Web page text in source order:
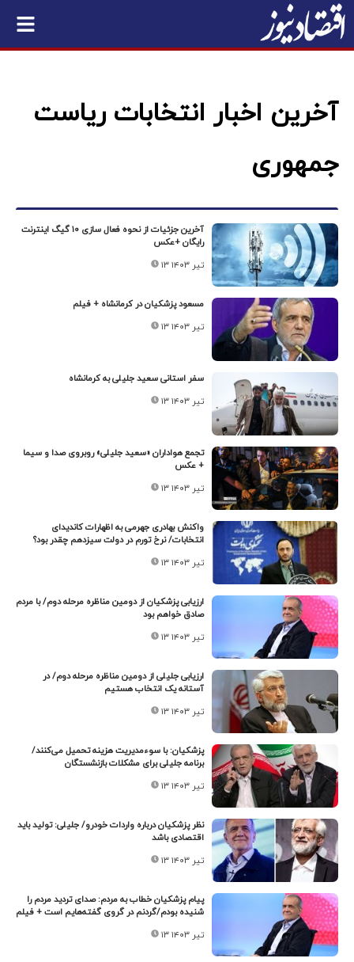
آخرین اخبار انتخابات ریاست
جمهوری
آخرین جزئیات از نحوه فعال سازی ۱۰ گیگ اینترنت
رایگان +عکس
۱۳ تیر ۱۴۰۳
مسعود پزشکیان در کرمانشاه + فیلم
۱۳ تیر ۱۴۰۳
سفر استانی سعید جلیلی به کرمانشاه
۱۳ تیر ۱۴۰۳
تجمع هواداران «سعید جلیلی» روبروی صدا و سیما
+ عکس
۱۳ تیر ۱۴۰۳
واکنش بهادری جهرمی به اظهارات کاندیدای
انتخابات/ نرخ تورم در دولت سیزدهم چقدر بود؟
۱۳ تیر ۱۴۰۳
ارزیابی پزشکیان از دومین مناظره مرحله دوم/ با مردم
صادق خواهم بود
۱۳ تیر ۱۴۰۳
ارزیابی جلیلی از دومین مناظره مرحله دوم/ در
آستانه یک انتخاب هستیم
۱۳ تیر ۱۴۰۳
پزشکیان: با سوءمدیریت هزینه تحمیل می‌کنند/
برنامه جلیلی برای مشکلات بازنشستگان
۱۳ تیر ۱۴۰۳
نظر پزشکیان درباره واردات خودرو/ جلیلی: تولید باید
اقتصادی باشد
۱۳ تیر ۱۴۰۳
پیام پزشکیان خطاب به مردم: صدای تردید مردم را
شنیده بودم/گردنم در گروی گفته‌هایم است + فیلم
۱۳ تیر ۱۴۰۳